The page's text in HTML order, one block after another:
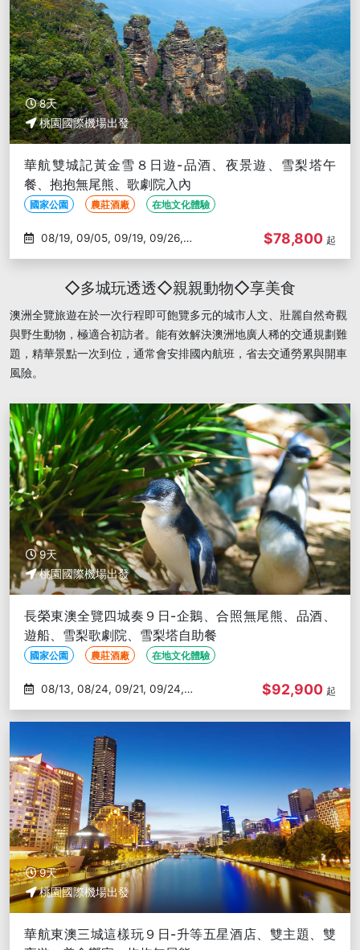
8天
桃園國際機場出發
華航雙城記黃金雪８日遊-品酒、夜景遊、雪梨塔午
餐、抱抱無尾熊、歌劇院入內
國家公園 農莊酒廠 在地文化體驗
10/10
$78,800 起
◇多城玩透透◇親親動物◇享美食
澳洲全覽旅遊在於一次行程即可飽覽多元的城市人文、壯麗自然奇觀
與野生動物，極適合初訪者。能有效解決澳洲地廣人稀的交通規劃難
題，精華景點一次到位，通常會安排國內航班，省去交通勞累與開車
風險。
9天
桃園國際機場出發
長榮東澳全覽四城奏９日-企鵝、合照無尾熊、品酒、
遊船、雪梨歌劇院、雪梨塔自助餐
國家公園 農莊酒廠 在地文化體驗
10/08
$92,900 起
9天
桃園國際機場出發
華航東澳三城這樣玩９日-升等五星酒店、雙主題、雙